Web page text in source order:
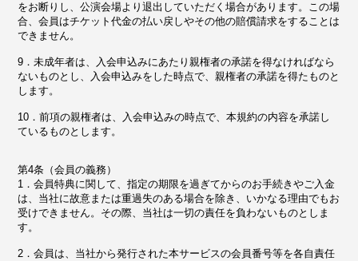
をお断りし、公演会場より退出していただく場合があります。この場
合、会員はチケット代金の払い戻しやその他の賠償請求をすることは
できません。
9．未成年者は、入会申込みにあたり親権者の承諾を得なければなら
ないものとし、入会申込みをした時点で、親権者の承諾を得たものと
します。
10．前項の親権者は、入会申込みの時点で、本規約の内容を承諾し
ているものとします。
第4条（会員の義務）
1．会員特典に関して、指定の期限を過ぎてからのお手続きやご入金
は、当社に故意または重過失のある場合を除き、いかなる理由でもお
受けできません。その際、当社は一切の責任を負わないものとしま
す。
2．会員は、当社から発行された本サービスの会員番号等を各自責任